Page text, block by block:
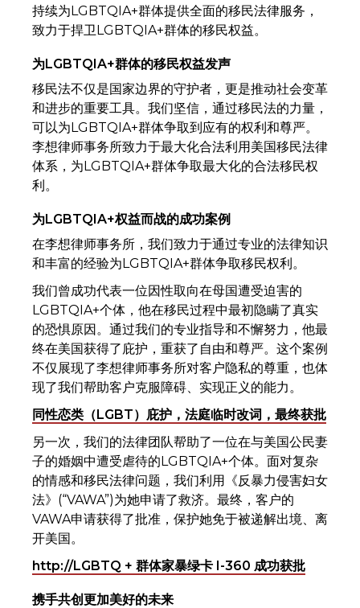
持续为LGBTQIA+群体提供全面的移民法律服务，
致力于捍卫LGBTQIA+群体的移民权益。
为LGBTQIA+群体的移民权益发声
移民法不仅是国家边界的守护者，更是推动社会变革
和进步的重要工具。我们坚信，通过移民法的力量，
可以为LGBTQIA+群体争取到应有的权利和尊严。
李想律师事务所致力于最大化合法利用美国移民法律
体系，为LGBTQIA+群体争取最大化的合法移民权
利。
为LGBTQIA+权益而战的成功案例
在李想律师事务所，我们致力于通过专业的法律知识
和丰富的经验为LGBTQIA+群体争取移民权利。
我们曾成功代表一位因性取向在母国遭受迫害的
LGBTQIA+个体，他在移民过程中最初隐瞒了真实
的恐惧原因。通过我们的专业指导和不懈努力，他最
终在美国获得了庇护，重获了自由和尊严。这个案例
不仅展现了李想律师事务所对客户隐私的尊重，也体
现了我们帮助客户克服障碍、实现正义的能力。
同性恋类（LGBT）庇护，法庭临时改词，最终获批‍
另一次，我们的法律团队帮助了一位在与美国公民妻
子的婚姻中遭受虐待的LGBTQIA+个体。面对复杂
的情感和移民法律问题，我们利用《反暴力侵害妇女
法》(“VAWA”)为她申请了救济。最终，客户的
VAWA申请获得了批准，保护她免于被递解出境、离
开美国。
http://LGBTQ + 群体家暴绿卡 I-360 成功获批
携手共创更加美好的未来